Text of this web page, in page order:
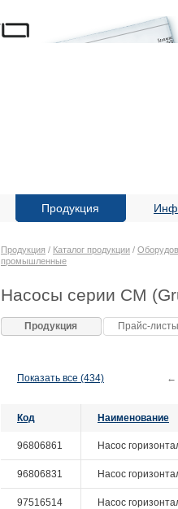
Продукция
Продукция / Каталог продукции /
промышленные
Насосы серии CM
Продукция Прайс-
Показать все (434) ←
Код Наименование
96806861 Насос
96806831 Насос
97516514 Насос